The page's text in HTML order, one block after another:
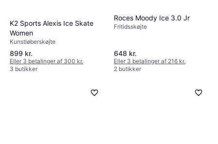
K2 Sports Alexis Ice Skate
Women
Kunstløberskøjte
899 kr.
Eller 3 betalinger af 300 kr.
3 butikker
Roces Moody Ice 3.0 Jr
Fritidsskøjte
648 kr.
Eller 3 betalinger af 216 kr.
2 butikker